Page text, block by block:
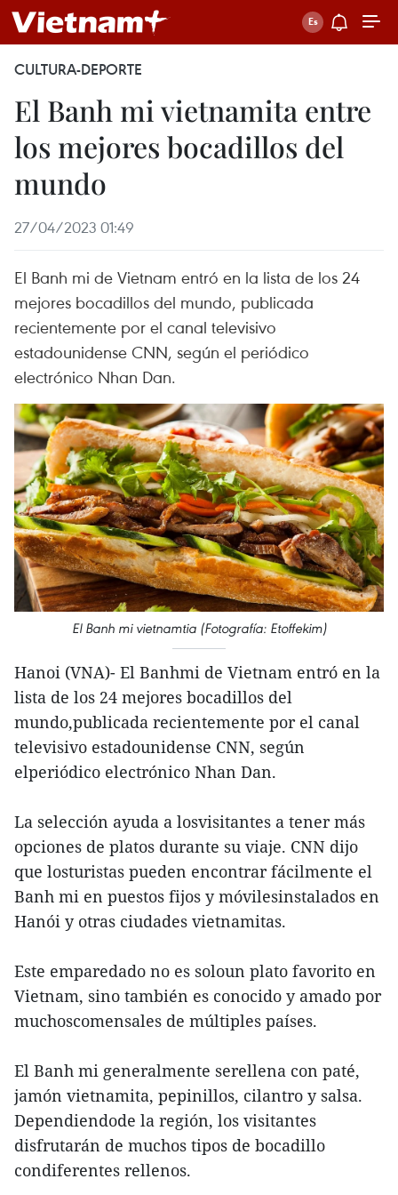
CULTURA-DEPORTE
El Banh mi vietnamita entre
los mejores bocadillos del
mundo
27/04/2023 01:49
El Banh mi de Vietnam entró en la lista de los 24
mejores bocadillos del mundo, publicada
recientemente por el canal televisivo
estadounidense CNN, según el periódico
electrónico Nhan Dan.
El Banh mi vietnamtia (Fotografía: Etoffekim)
Hanoi (VNA)- El Banhmi de Vietnam entró en la
lista de los 24 mejores bocadillos del
mundo,publicada recientemente por el canal
televisivo estadounidense CNN, según
elperiódico electrónico Nhan Dan.
La selección ayuda a losvisitantes a tener más
opciones de platos durante su viaje. CNN dijo
que losturistas pueden encontrar fácilmente el
Banh mi en puestos fijos y móvilesinstalados en
Hanói y otras ciudades vietnamitas.
Este emparedado no es soloun plato favorito en
Vietnam, sino también es conocido y amado por
muchoscomensales de múltiples países.
El Banh mi generalmente serellena con paté,
jamón vietnamita, pepinillos, cilantro y salsa.
Dependiendode la región, los visitantes
disfrutarán de muchos tipos de bocadillo
condiferentes rellenos.